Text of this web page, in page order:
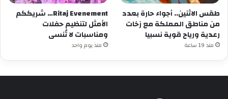
طقس الاثنين.. أجواء حارة بعدد
من مناطق المملكة مع زخات
رعدية ورياح قوية نسبيا
منذ 19 ساعة
Ritaj Evenement… شريككم
الأمثل لتنظيم حفلات
ومناسبات لا تُنسى
منذ يوم واحد